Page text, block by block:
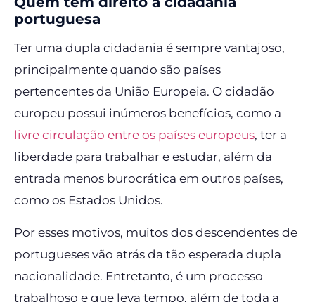
portuguesa
Ter uma dupla cidadania é sempre vantajoso,
principalmente quando são países
pertencentes da União Europeia. O cidadão
europeu possui inúmeros benefícios, como a
livre circulação entre os países europeus, ter a
liberdade para trabalhar e estudar, além da
entrada menos burocrática em outros países,
como os Estados Unidos.
Por esses motivos, muitos dos descendentes de
portugueses vão atrás da tão esperada dupla
nacionalidade. Entretanto, é um processo
trabalhoso e que leva tempo, além de toda a